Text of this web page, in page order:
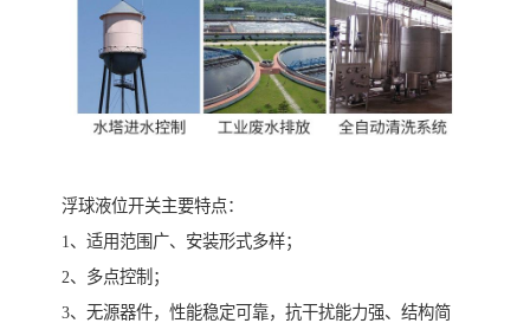
浮球液位开关主要特点：
1、适用范围广、安装形式多样；
2、多点控制；
3、无源器件，性能稳定可靠，抗干扰能力强、结构简